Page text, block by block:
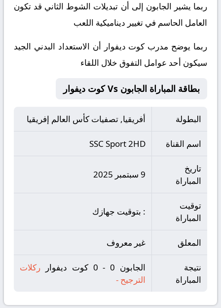
ربما يشير الجابون إلى أن تبديلات الشوط الثاني قد تكون
العامل الحاسم في تغيير ديناميكية اللعب
ربما يوضح مدرب كوت ديفوار أن الاستعداد البدني الجيد
سيكون أحد عوامل التفوق خلال اللقاء
بطاقة المباراة الجابون Vs كوت ديفوار
البطولة أفريقيا, تصفيات كأس العالم إفريقيا
اسم القناة SSC Sport 2HD
تاريخ
المباراة
9 سبتمبر 2025
توقيت
المباراة
: بتوقيت جهازك
المعلق غير معروف
نتيجة
المباراة
الجابون 0 - 0 كوت ديفوار
ركلات
الترجيح -